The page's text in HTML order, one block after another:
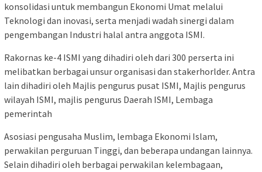
konsolidasi untuk membangun Ekonomi Umat melalui
Teknologi dan inovasi, serta menjadi wadah sinergi dalam
pengembangan Industri halal antra anggota ISMI.
Rakornas ke-4 ISMI yang dihadiri oleh dari 300 perserta ini
melibatkan berbagai unsur organisasi dan stakerhorlder. Antra
lain dihadiri oleh Majlis pengurus pusat ISMI, Majlis pengurus
wilayah ISMI, majlis pengurus Daerah ISMI, Lembaga
pemerintah
Asosiasi pengusaha Muslim, lembaga Ekonomi Islam,
perwakilan perguruan Tinggi, dan beberapa undangan lainnya.
Selain dihadiri oleh berbagai perwakilan kelembagaan,